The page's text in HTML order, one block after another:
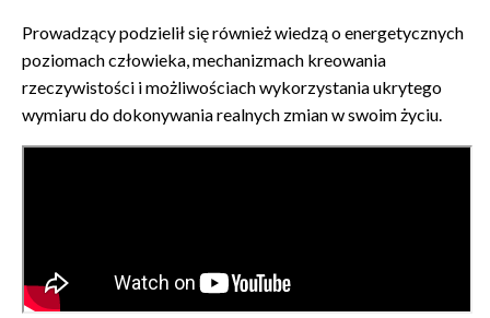
Prowadzący podzielił się również wiedzą o energetycznych
poziomach człowieka, mechanizmach kreowania
rzeczywistości i możliwościach wykorzystania ukrytego
wymiaru do dokonywania realnych zmian w swoim życiu.